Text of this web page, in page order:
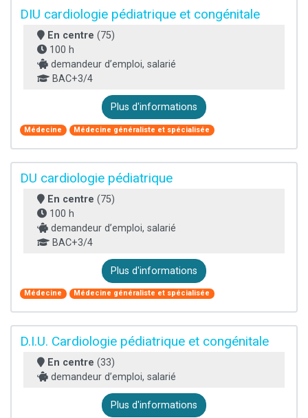
DIU cardiologie pédiatrique et congénitale
En centre (75)
100 h
demandeur d’emploi, salarié
BAC+3/4
Plus d'informations
Médecine Médecine généraliste et spécialisée
DU cardiologie pédiatrique
En centre (75)
100 h
demandeur d’emploi, salarié
BAC+3/4
Plus d'informations
Médecine Médecine généraliste et spécialisée
D.I.U. Cardiologie pédiatrique et congénitale
En centre (33)
demandeur d’emploi, salarié
Plus d'informations